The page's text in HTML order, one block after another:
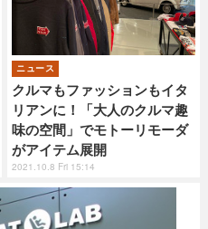
クルマもファッションもイタ
リアンに！「大人のクルマ趣
味の空間」でモトーリモーダ
がアイテム展開
ニュース
2021.10.8 Fri 15:14